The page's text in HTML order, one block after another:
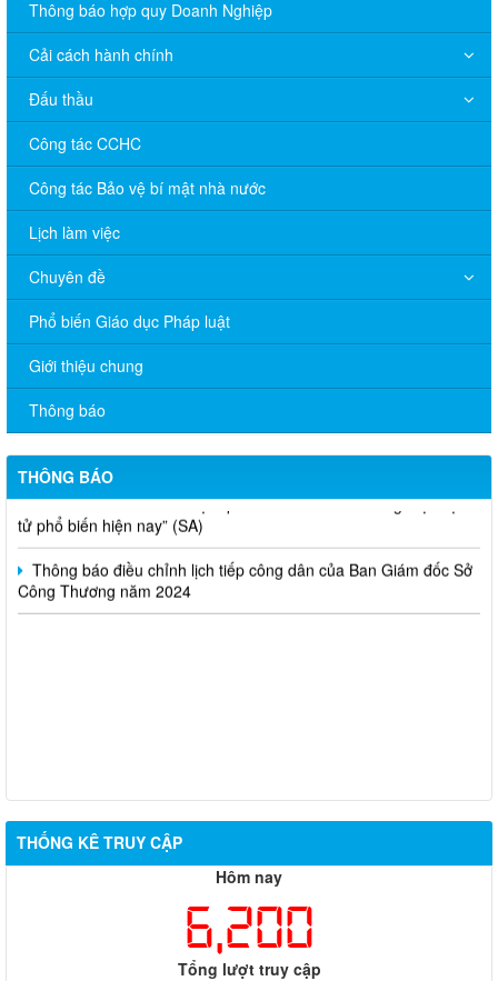
Thông báo hợp quy Doanh Nghiệp
Cải cách hành chính
Đấu thầu
Công tác CCHC
Công tác Bảo vệ bí mật nhà nước
Lịch làm việc
Chuyên đề
Phổ biến Giáo dục Pháp luật
Giới thiệu chung
Thông báo
THÔNG BÁO
V/v đề nghị báo cáo hệ thống phân phối, nhãn hiệu hàng hóa
và hoạt động mua bán khí trên địa bàn tỉnh năm 2025 (nhắc lần
2).
Thông báo bán thanh lý tài sản công theo hình thức chỉ định
Thông báo lựa chọn nhà thầu thực hiện gói thầu: “tổ chức tập
huấn kinh doanh online hiệu quả trên các kênh thương mại điện
tử phổ biến hiện nay” (SA)
Thông báo điều chỉnh lịch tiếp công dân của Ban Giám đốc Sở
Công Thương năm 2024
THỐNG KÊ TRUY CẬP
Hôm nay
6,200
Tổng lượt truy cập